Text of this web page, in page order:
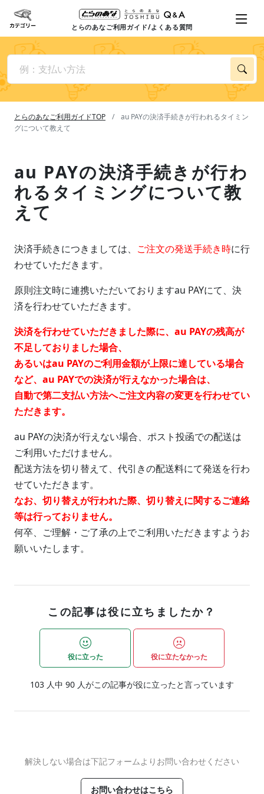
とらのあなご利用ガイド/よくある質問
とらのあなご利用ガイドTOP
au PAYの決済手続きが行われるタイミン
グについて教えて
au PAYの決済手続きが行わ
れるタイミングについて教
えて
決済手続きにつきましては、 ご注文の発送手続き時に行
わせていただきます。
原則注文時に連携いただいておりますau PAYにて、決
済を行わせていただきます。
決済を行わせていただきました際に、au PAYの残高が
不足しておりました場合、
あるいはau PAYのご利用金額が上限に達している場合
など、au PAYでの決済が行えなかった場合は、
自動で第二支払い方法へご注文内容の変更を行わせてい
ただきます。
au PAYの決済が行えない場合、ポスト投函での配送は
ご利用いただけません。
配送方法を切り替えて、代引きの配送料にて発送を行わ
せていただきます。
なお、切り替えが行われた際、切り替えに関するご連絡
等は行っておりません。
何卒、ご理解・ご了承の上でご利用いただきますようお
願いいたします。
この記事は役に立ちましたか？
役に立った 役に立たなかった
103 人中 90 人がこの記事が役に立ったと言っています
解決しない場合は下記フォームよりお問い合わせください
お問い合わせはこちら